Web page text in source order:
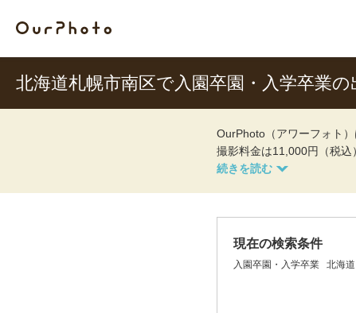
北海道札幌市南区で入園卒園・入学卒業
OurPhoto（アワーフォト
撮影料金は11,000円（税込
現在の検索条件
入園卒園・入学卒業 北海道